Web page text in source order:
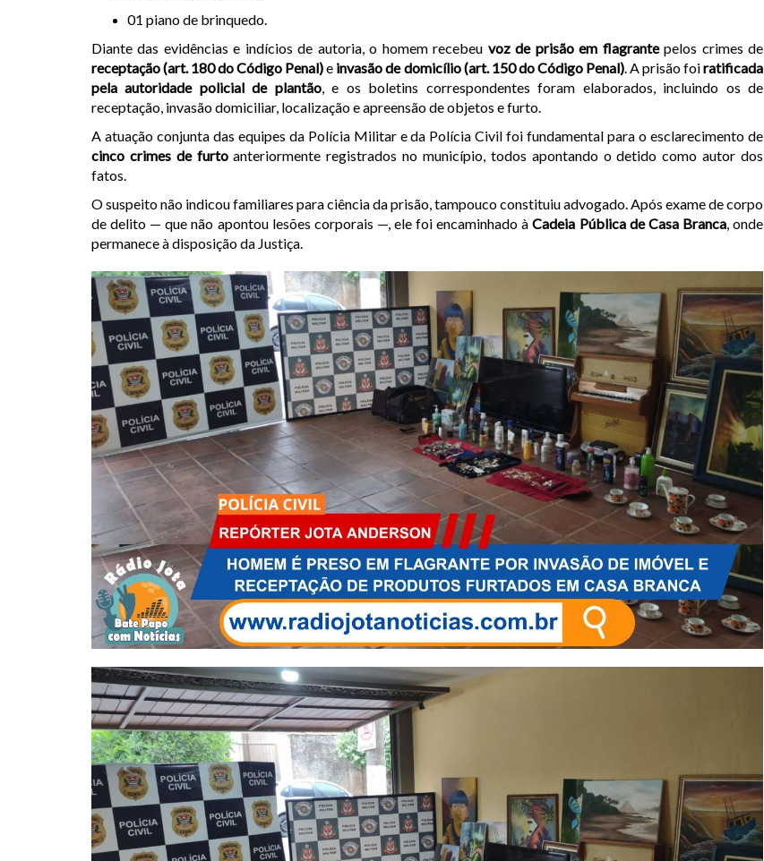
01 piano de brinquedo.
Diante das evidências e indícios de autoria, o homem recebeu voz de prisão em flagrantepelos crimes de
receptação (art. 180 do Código Penal)e invasão de domicílio (art. 150 do Código Penal). A prisão foiratificada
pela autoridade policial de plantão, e os boletins correspondentes foram elaborados, incluindo os de
receptação, invasão domiciliar, localização e apreensão de objetos e furto.
A atuação conjunta das equipes da Polícia Militar e da Polícia Civil foi fundamental para o esclarecimento de
cinco crimes de furtoanteriormente registrados no município, todos apontando o detido como autor dos
fatos.
O suspeito não indicou familiares para ciência da prisão, tampouco constituiu advogado. Após exame de corpo
de delito — que não apontou lesões corporais —, ele foi encaminhado àCadeia Pública de Casa Branca, onde
permanece à disposição da Justiça.